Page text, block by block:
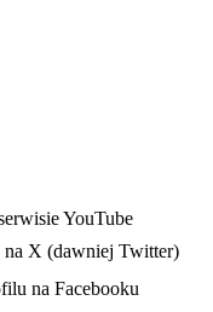
YouTube
na X (dawniej Twitter)
na Facebooku